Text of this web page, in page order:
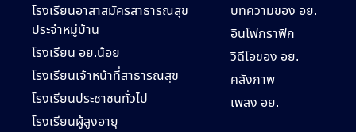
โรงเรียนอาสาสมัครสาธารณสุข
ประจำหมู่บ้าน
โรงเรียน อย.น้อย
โรงเรียนเจ้าหน้าที่สาธารณสุข
โรงเรียนประชาชนทั่วไป
โรงเรียนผู้สูงอายุ
บทความของ อย.
อินโฟกราฟิก
วิดีโอของ อย.
คลังภาพ
เพลง อย.